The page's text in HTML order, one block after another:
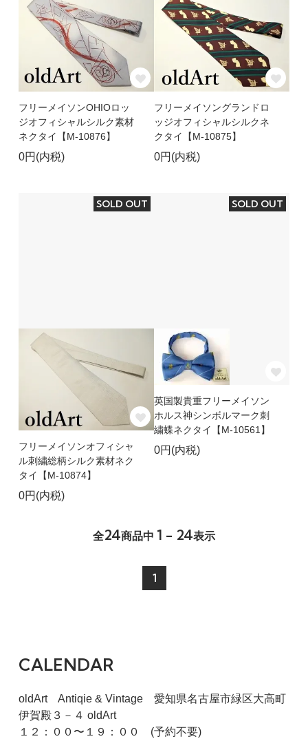
フリーメイソンOHIOロッ
ジオフィシャルシルク素材
ネクタイ【M-10876】
0円(内税)
フリーメイソングランドロ
ッジオフィシャルシルクネ
クタイ【M-10875】
0円(内税)
SOLD OUT
フリーメイソンオフィシャ
ル刺繍総柄シルク素材ネク
タイ【M-10874】
0円(内税)
SOLD OUT
英国製貴重フリーメイソン
ホルス神シンボルマーク刺
繍蝶ネクタイ【M-10561】
0円(内税)
全24商品中 1 - 24表示
1
CALENDAR
oldArt Antiqie & Vintage 愛知県名古屋市緑区大高町
伊賀殿３－４ oldArt
１２：００〜１９：００ (予約不要)